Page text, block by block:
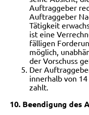
Auftraggeber
Auftraggeber
Tätigkeit
ist eine
fälligen
möglich,
der Vorschuss
Der
innerhalb von
zahlt.
10. Beendigung des